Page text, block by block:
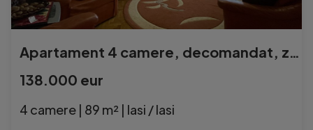
Apartament 4 camere, decomandat, zona Pacurari - Esplanada,
138.000 eur
4 camere | 89 m² | Iasi / Iasi